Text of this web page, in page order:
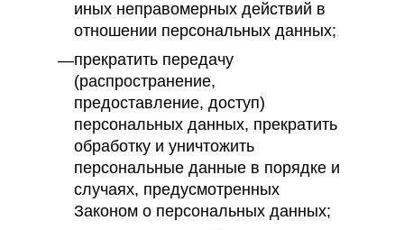
иных неправомерных действий в
отношении персональных данных;
прекратить передачу
(распространение,
предоставление, доступ)
персональных данных, прекратить
обработку и уничтожить
персональные данные в порядке и
случаях, предусмотренных
Законом о персональных данных;